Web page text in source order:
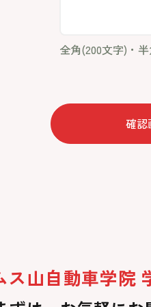
全角(200文字)・
ス山自動車学院